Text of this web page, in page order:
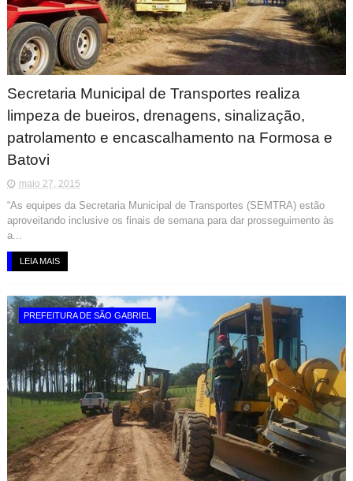
Secretaria Municipal de Transportes realiza
limpeza de bueiros, drenagens, sinalização,
patrolamento e encascalhamento na Formosa e
Batovi
maio 27, 2015
“As equipes da Secretaria Municipal de Transportes (SEMTRA) estão
aproveitando inclusive os finais de semana para dar prosseguimento às
a...
LEIA MAIS
PREFEITURA DE SÃO GABRIEL